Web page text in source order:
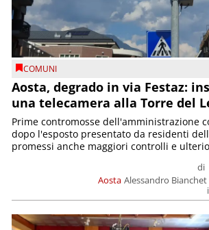
COMUNI
Aosta, degrado in via Festaz:
una telecamera alla Torre del
Aosta
di
Alessandro Bianchet
Prime contromosse dell'amministrazione
dopo l'esposto presentato da residenti
promessi anche maggiori controlli e